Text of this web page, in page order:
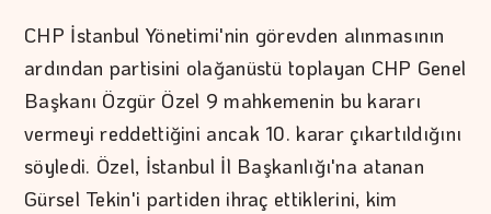
CHP İstanbul Yönetimi'nin görevden alınmasının
ardından partisini olağanüstü toplayan CHP Genel
Başkanı Özgür Özel 9 mahkemenin bu kararı
vermeyi reddettiğini ancak 10. karar çıkartıldığını
söyledi. Özel, İstanbul İl Başkanlığı'na atanan
Gürsel Tekin'i partiden ihraç ettiklerini, kim